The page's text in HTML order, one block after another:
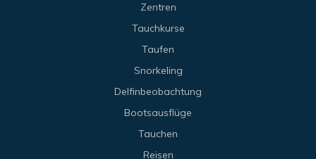
Zentren
Tauchkurse
Taufen
Snorkeling
Delfinbeobachtung
Bootsausflüge
Tauchen
Reisen